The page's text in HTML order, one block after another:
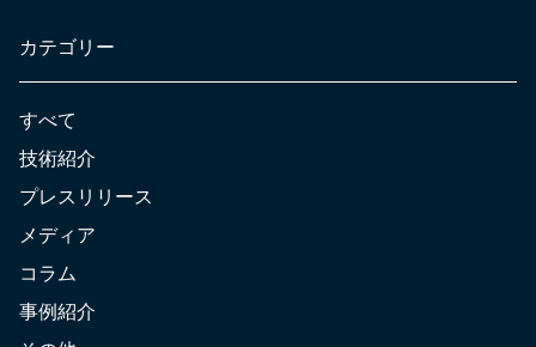
カテゴリー
すべて
技術紹介
プレスリリース
メディア
コラム
事例紹介